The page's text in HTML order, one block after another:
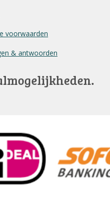
voorwaarden
& antwoorden